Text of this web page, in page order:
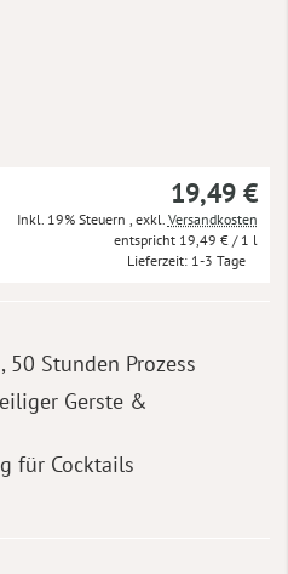
19,49 €
Inkl. 19% Steuern exkl. Versandkosten
19,49 € / 1 l
Lieferzeit 1-3 Tage
Stunden Prozess
Gerste &
für Cocktails